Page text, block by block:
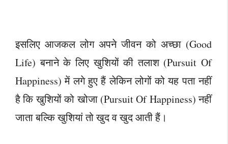
इसलिए आजकल लोग अपने जीवन को अच्छा (Good
Life) बनाने के लिए खुशियों की तलाश (Pursuit Of
Happiness) में लगे हुए हैं लेकिन लोगों को यह पता नहीं
है कि खुशियों को खोजा (Pursuit Of Happiness) नहीं
जाता बल्कि खुशियां तो खुद व खुद आती हैं।